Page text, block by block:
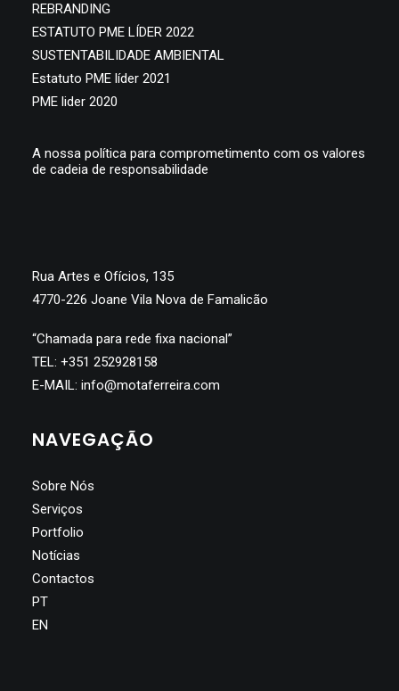
REBRANDING
ESTATUTO PME LÍDER 2022
SUSTENTABILIDADE AMBIENTAL
Estatuto PME líder 2021
PME lider 2020
A nossa política para comprometimento com os valores
de cadeia de responsabilidade
Rua Artes e Ofícios, 135
4770-226 Joane Vila Nova de Famalicão
“Chamada para rede fixa nacional”
TEL: +351 252928158
E-MAIL: info@motaferreira.com
NAVEGAÇÃO
Sobre Nós
Serviços
Portfolio
Notícias
Contactos
PT
EN